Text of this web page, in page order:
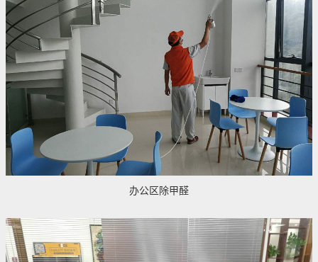
办公区除甲醛